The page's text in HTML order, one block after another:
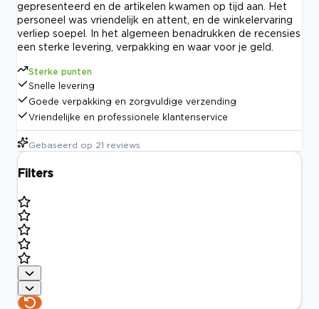
gepresenteerd en de artikelen kwamen op tijd aan. Het
personeel was vriendelijk en attent, en de winkelervaring
verliep soepel. In het algemeen benadrukken de recensies
een sterke levering, verpakking en waar voor je geld.
Sterke punten
Snelle levering
Goede verpakking en zorgvuldige verzending
Vriendelijke en professionele klantenservice
Gebaseerd op 21 reviews
Filters